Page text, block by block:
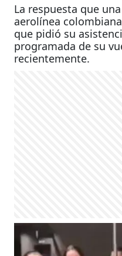
La respuesta que
aerolínea
que pidió su
programada de su
recientemente.